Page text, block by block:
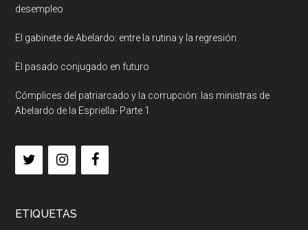
desempleo
El gabinete de Abelardo: entre la rutina y la regresión
El pasado conjugado en futuro
Cómplices del patriarcado y la corrupción: las ministras de
Abelardo de la Espriella- Parte 1
ETIQUETAS